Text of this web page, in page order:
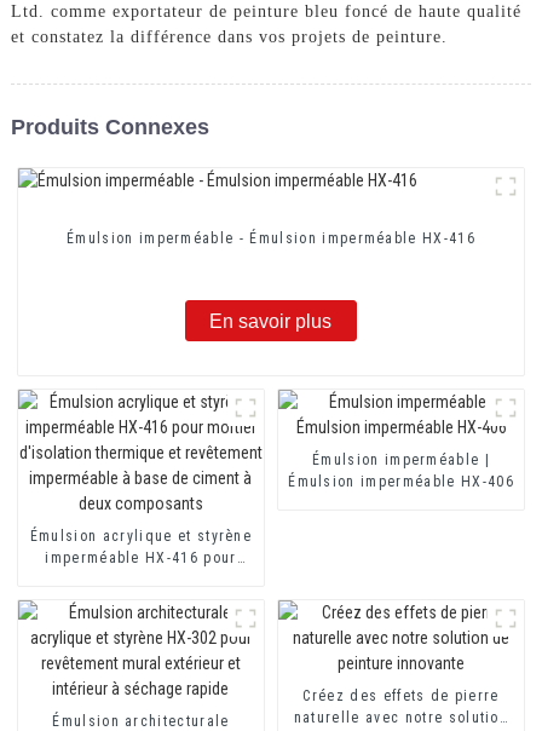
Ltd. comme exportateur de peinture bleu foncé de haute qualité
et constatez la différence dans vos projets de peinture.
Produits Connexes
Émulsion imperméable - Émulsion imperméable HX-416
En savoir plus
Émulsion acrylique et styrène
imperméable HX-416 pour
et revêtement imperméable à
base de ciment à deux
composants
Émulsion imperméable |
Émulsion imperméable HX-406
Émulsion architecturale
Créez des effets de pierre
naturelle avec notre solution